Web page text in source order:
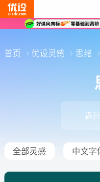
首页 优设灵感 思绪
返
全部灵感 中文字